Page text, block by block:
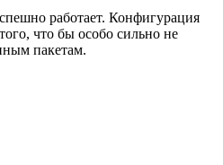
работает. Конфигурация
что бы особо сильно не
пакетам.